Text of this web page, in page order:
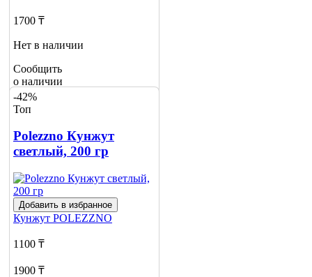
1700 ₸
Нет в наличии
Сообщить
о наличии
-42%
Топ
Polezzno Кунжут
светлый, 200 гр
Добавить в избранное
Кунжут POLEZZNO
1100 ₸
1900 ₸